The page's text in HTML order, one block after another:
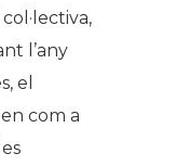
l’any
el
com a